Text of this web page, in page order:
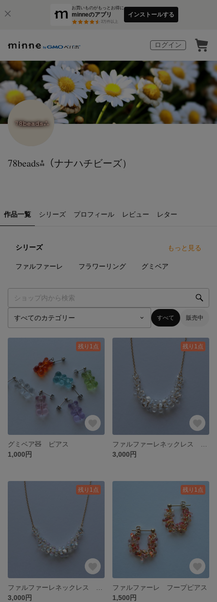
お買いものがもっとお得に
minneのアプリ
3万件以上
インストールする
ログイン
78beads⁂（ナナハチビーズ）
作品一覧 シリーズ プロフィール レビュー レター
シリーズ もっと見る
ファルファーレ フラワーリング グミベア
すべて 販売中
残り1点
グミベア🧸 ピアス
1,000円
残り1点
3,000円
残り1点
3,000円
残り1点
ファルファーレ フープピアス
1,500円